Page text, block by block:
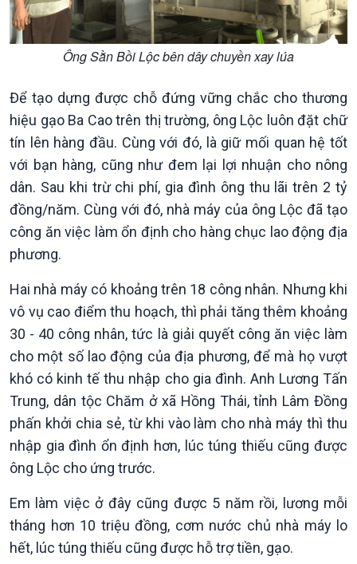
Sức sống hàng Việt
Khởi nghiệp
Tuyên chiến với gian lận
Biển đảo Việt Nam
Tâm tình biên giới và hải
đảo
Tìm hiểu biển, đảo Việt
Xã hội
Tin Đời sống & Xã hội
360 độ Sức khỏe
Chuyển đổi Xanh
Tài nguyên và Môi trường
Chuyên gia của bạn
Xã hội chuyển động
Bước chân đến trường
Khoa học & Công nghệ
Tin Khoa học & Công nghệ
Kết nối công nghệ
Sống chung với biến đổi
khí hậu
Ông Sằn Bồi Lộc bên dây chuyền xay lúa
Để tạo dựng được chỗ đứng vững chắc cho thương
hiệu gạo Ba Cao trên thị trường, ông Lộc luôn đặt chữ
tín lên hàng đầu. Cùng với đó, là giữ mối quan hệ tốt
với bạn hàng, cũng như đem lại lợi nhuận cho nông
dân. Sau khi trừ chi phí, gia đình ông thu lãi trên 2 tỷ
đồng/năm. Cùng với đó, nhà máy của ông Lộc đã tạo
công ăn việc làm ổn định cho hàng chục lao động địa
phương.
Hai nhà máy có khoảng trên 18 công nhân. Nhưng khi
vô vụ cao điểm thu hoạch, thì phải tăng thêm khoảng
30 - 40 công nhân, tức là giải quyết công ăn việc làm
cho một số lao động của địa phương, để mà họ vượt
khó có kinh tế thu nhập cho gia đình. Anh Lương Tấn
Trung, dân tộc Chăm ở xã Hồng Thái, tỉnh Lâm Đồng
phấn khởi chia sẻ, từ khi vào làm cho nhà máy thì thu
nhập gia đình ổn định hơn, lúc túng thiếu cũng được
ông Lộc cho ứng trước.
Em làm việc ở đây cũng được 5 năm rồi, lương mỗi
tháng hơn 10 triệu đồng, cơm nước chủ nhà máy lo
hết, lúc túng thiếu cũng được hỗ trợ tiền, gạo.